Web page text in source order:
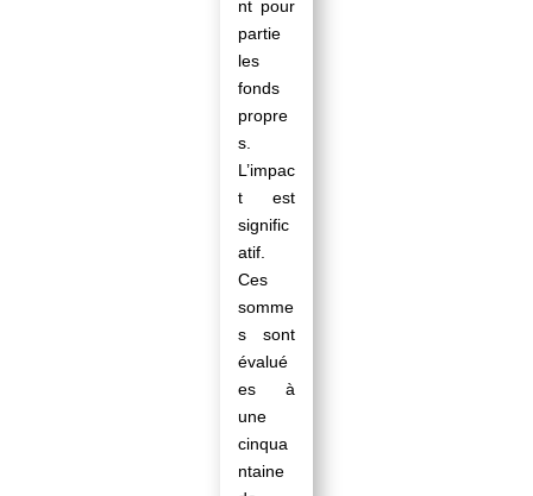
nt pour
partie
les
fonds
propre
s.
L’impac
t est
signific
atif.
Ces
somme
s sont
évalué
es à
une
cinqua
ntaine